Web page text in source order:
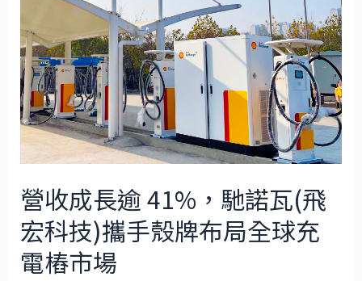
營收成長逾 41%，馳諾瓦(飛
宏科技)攜手殼牌布局全球充
電樁市場